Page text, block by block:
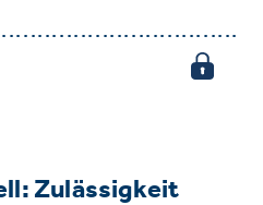
Zulässigkeit